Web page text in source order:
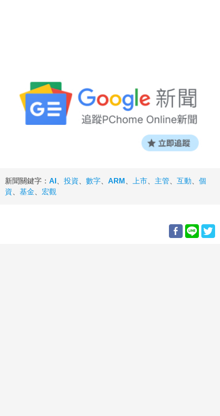
新聞關鍵字： AI 投資 數字 ARM 上市 主管 互動
個
資
基金 宏觀